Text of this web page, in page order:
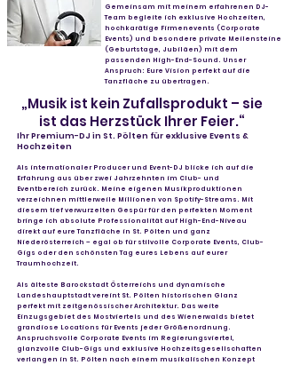
Gemeinsam mit meinem erfahrenen DJ-
Team begleite ich exklusive Hochzeiten,
hochkarätige Firmenevents (Corporate
Events) und besondere private Meilensteine
(Geburtstage, Jubiläen) mit dem
passenden High-End-Sound. Unser
Anspruch: Eure Vision perfekt auf die
Tanzfläche zu übertragen.
„Musik ist kein Zufallsprodukt – sie
ist das Herzstück Ihrer Feier.“
Ihr Premium-DJ in St. Pölten für exklusive Events &
Hochzeiten
Als internationaler Producer und Event-DJ blicke ich auf die
Erfahrung aus über zwei Jahrzehnten im Club- und
Eventbereich zurück. Meine eigenen Musikproduktionen
verzeichnen mittlerweile Millionen von Spotify-Streams. Mit
diesem tief verwurzelten Gespür für den perfekten Moment
bringe ich absolute Professionalität auf High-End-Niveau
direkt auf eure Tanzfläche in St. Pölten und ganz
Niederösterreich – egal ob für stilvolle Corporate Events, Club-
Gigs oder den schönsten Tag eures Lebens auf eurer
Traumhochzeit.
Als älteste Barockstadt Österreichs und dynamische
Landeshauptstadt vereint St. Pölten historischen Glanz
perfekt mit zeitgenössischer Architektur. Das weite
Einzugsgebiet des Mostviertels und des Wienerwalds bietet
grandiose Locations für Events jeder Größenordnung.
Anspruchsvolle Corporate Events im Regierungsviertel,
glanzvolle Club-Gigs und exklusive Hochzeitsgesellschaften
verlangen in St. Pölten nach einem musikalischen Konzept